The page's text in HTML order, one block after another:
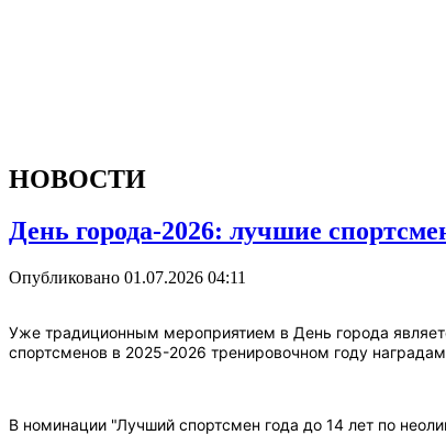
НОВОСТИ
День города-2026: лучшие
Опубликовано 01.07.2026 04:11
Уже традиционным мероприятием в День города
спортсменов в 2025-2026 тренировочном году
В номинации "Лучший спортсмен года до 14 лет по